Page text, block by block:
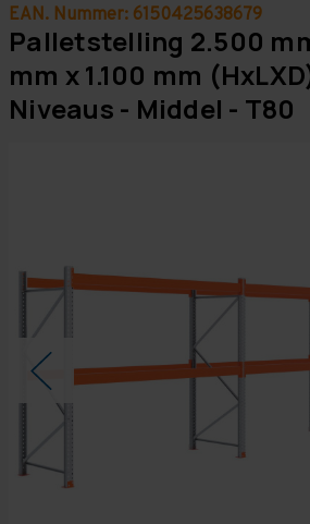
EAN. Nummer: 6150425638679
Palletstelling 2.500
mm x 1.100 mm
Niveaus - Middel - T80